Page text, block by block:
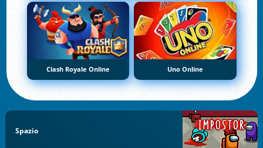
Clash Royale Online Uno Online
Spazio